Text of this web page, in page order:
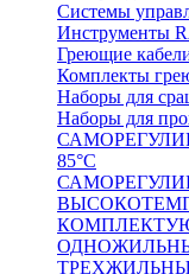
Системы
Инструменты
Греющие
Комплекты
Наборы для
Наборы для
85°С